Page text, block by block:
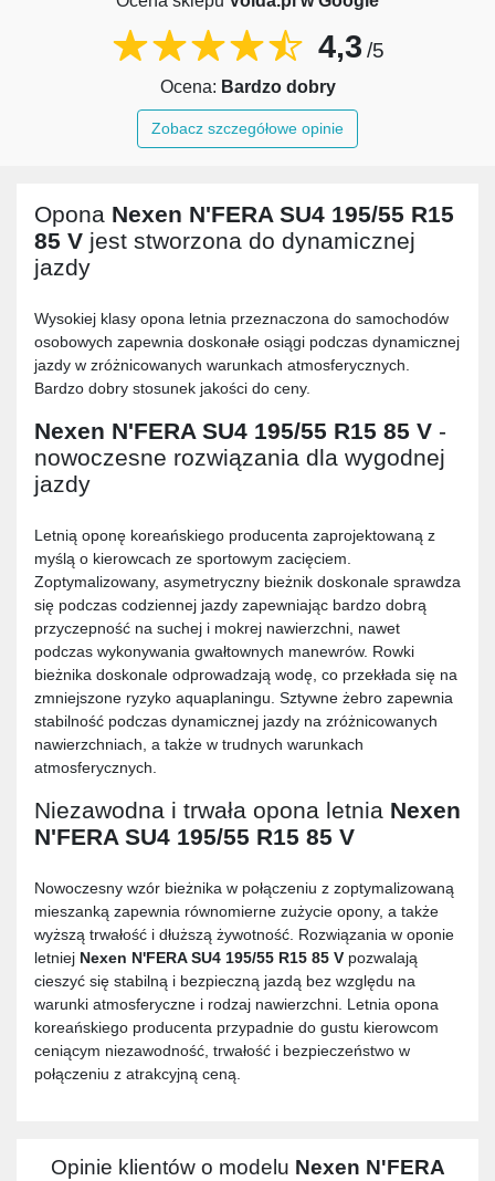
4,3 /5
Ocena: Bardzo dobry
Zobacz szczegółowe opinie
Opona Nexen N'FERA SU4 195/55 R15
85 V jest stworzona do dynamicznej
jazdy
Wysokiej klasy opona letnia przeznaczona do samochodów
osobowych zapewnia doskonałe osiągi podczas dynamicznej
jazdy w zróżnicowanych warunkach atmosferycznych.
Bardzo dobry stosunek jakości do ceny.
Nexen N'FERA SU4 195/55 R15 85 V -
nowoczesne rozwiązania dla wygodnej
jazdy
Letnią oponę koreańskiego producenta zaprojektowaną z
myślą o kierowcach ze sportowym zacięciem.
Zoptymalizowany, asymetryczny bieżnik doskonale sprawdza
się podczas codziennej jazdy zapewniając bardzo dobrą
przyczepność na suchej i mokrej nawierzchni, nawet
podczas wykonywania gwałtownych manewrów. Rowki
bieżnika doskonale odprowadzają wodę, co przekłada się na
zmniejszone ryzyko aquaplaningu. Sztywne żebro zapewnia
stabilność podczas dynamicznej jazdy na zróżnicowanych
nawierzchniach, a także w trudnych warunkach
atmosferycznych.
Niezawodna i trwała opona letnia Nexen
N'FERA SU4 195/55 R15 85 V
Nowoczesny wzór bieżnika w połączeniu z zoptymalizowaną
mieszanką zapewnia równomierne zużycie opony, a także
wyższą trwałość i dłuższą żywotność. Rozwiązania w oponie
letniej Nexen N'FERA SU4 195/55 R15 85 V pozwalają
cieszyć się stabilną i bezpieczną jazdą bez względu na
warunki atmosferyczne i rodzaj nawierzchni. Letnia opona
koreańskiego producenta przypadnie do gustu kierowcom
ceniącym niezawodność, trwałość i bezpieczeństwo w
połączeniu z atrakcyjną ceną.
Opinie klientów o modelu Nexen N'FERA